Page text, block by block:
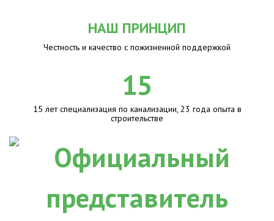
НАШ ПРИНЦИП
Честность и качество с пожизненной поддержкой
15
15 лет специализация по канализации, 23 года опыта в
строительстве